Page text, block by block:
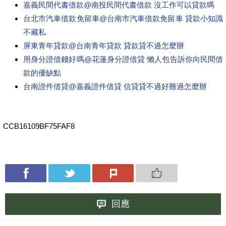
嘉義民間代書借款@南投民間代書借款 沒工作可以貸款嗎
台北市汽車借款免留車@台南市汽車借款免留車 貸款小知識
不藏私
屏東青年貸款@台南青年貸款 貸款貸不過怎麼辦
用身分證借錢好嗎@花蓮身分證借貸 懶人包告訴你向民間借
款的優缺點
台南證件借貸@嘉義證件借貸 信貸貸不過好難過怎麼辦
CCB16109BF75FAF8
回應